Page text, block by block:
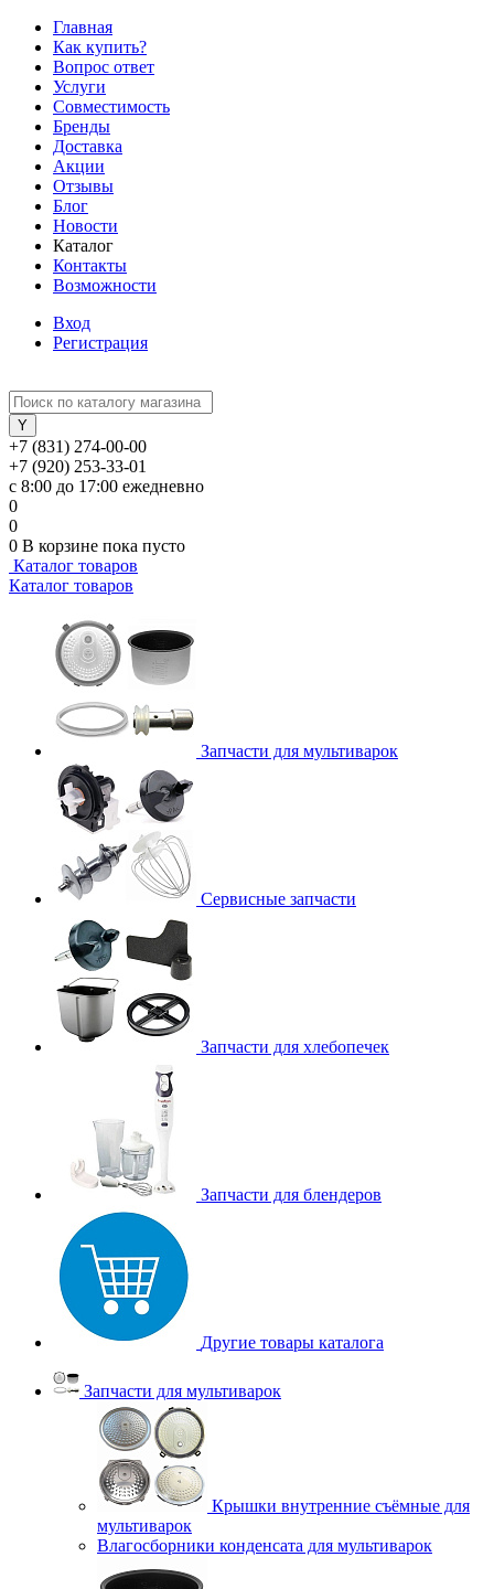
Главная
Как купить?
Вопрос ответ
Услуги
Совместимость
Бренды
Доставка
Акции
Отзывы
Блог
Новости
Каталог
Контакты
Возможности
Вход
Регистрация
+7 (831) 274-00-00
+7 (920) 253-33-01
с 8:00 до 17:00 ежедневно
0
0
0 В корзине пока пусто
Каталог товаров
Каталог товаров
Запчасти для мультиварок
Сервисные запчасти
Запчасти для хлебопечек
Запчасти для блендеров
Другие товары каталога
Запчасти для мультиварок
Крышки внутренние съёмные для
мультиварок
Влагосборники конденсата для мультиварок